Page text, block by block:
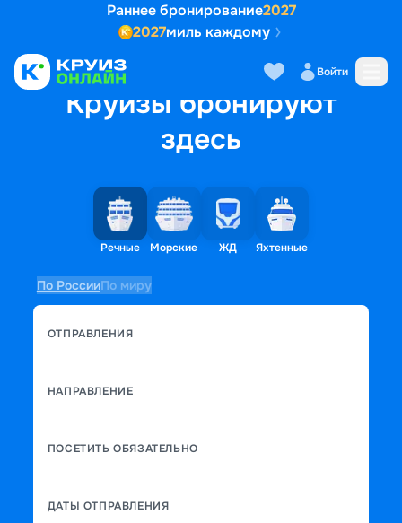
Раннее бронирование2027
2027миль каждому
Войти
Круизы бронируют
здесь
Речные Морские ЖД Яхтенные
По РоссииПо миру
ОТПРАВЛЕНИЯ
НАПРАВЛЕНИЕ
ПОСЕТИТЬ ОБЯЗАТЕЛЬНО
ДАТЫ ОТПРАВЛЕНИЯ